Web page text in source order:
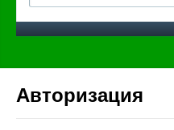
Авторизация